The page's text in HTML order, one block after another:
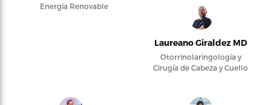
Energía Renovable
Laureano Giraldez MD
Otorrinolaringología y
Cirugía de Cabeza y Cuello